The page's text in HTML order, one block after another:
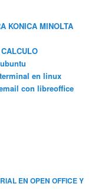
KONICA MINOLTA
en linux
con libreoffice
EN OPEN OFFICE Y